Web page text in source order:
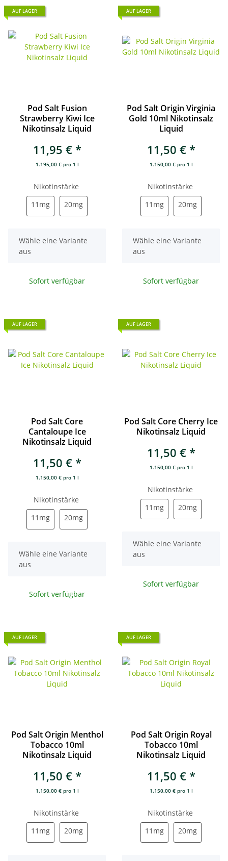
AUF LAGER
Pod Salt Fusion
Strawberry Kiwi Ice
Nikotinsalz Liquid
11,95 € *
1.195,00 € pro 1 l
Nikotinstärke
11mg11mg20mg20mg
x
Wähle eine Variante
aus
Sofort verfügbar
AUF LAGER
Pod Salt Origin Virginia
Gold 10ml Nikotinsalz
Liquid
11,50 € *
1.150,00 € pro 1 l
Nikotinstärke
11mg11mg20mg20mg
x
Wähle eine Variante
aus
Sofort verfügbar
AUF LAGER
Pod Salt Core
Cantaloupe Ice
Nikotinsalz Liquid
11,50 € *
1.150,00 € pro 1 l
Nikotinstärke
11mg11mg20mg20mg
x
Wähle eine Variante
aus
Sofort verfügbar
AUF LAGER
Pod Salt Core Cherry Ice
Nikotinsalz Liquid
11,50 € *
1.150,00 € pro 1 l
Nikotinstärke
11mg11mg20mg20mg
x
Wähle eine Variante
aus
Sofort verfügbar
AUF LAGER
Pod Salt Origin Menthol
Tobacco 10ml
Nikotinsalz Liquid
11,50 € *
1.150,00 € pro 1 l
Nikotinstärke
11mg11mg20mg20mg
AUF LAGER
Pod Salt Origin Royal
Tobacco 10ml
Nikotinsalz Liquid
11,50 € *
1.150,00 € pro 1 l
Nikotinstärke
11mg11mg20mg20mg